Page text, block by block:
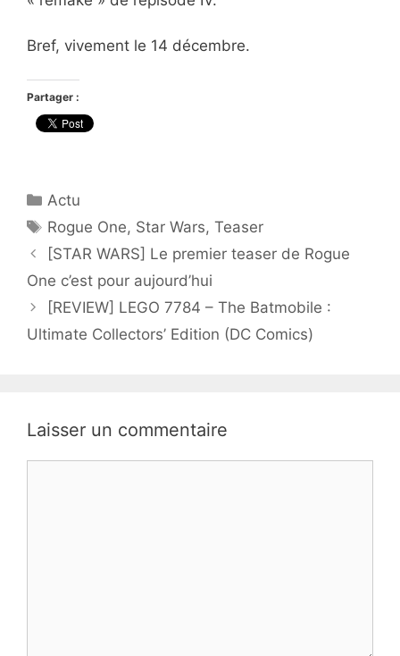
Bref, vivement le 14 décembre.
Partager :
Catégories
Actu
Étiquettes
Rogue One, Star Wars,Teaser
[STAR WARS] Le premier teaser de Rogue
One c’est pour aujourd’hui
[REVIEW] LEGO 7784 – The Batmobile :
Ultimate Collectors’ Edition (DC Comics)
Laisser un commentaire